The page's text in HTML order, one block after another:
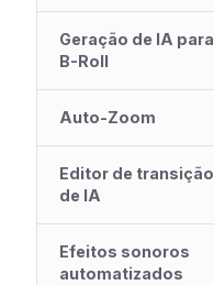
Geração de IA para
B-Roll
Auto-Zoom
Editor de transição
de IA
Efeitos sonoros
automatizados